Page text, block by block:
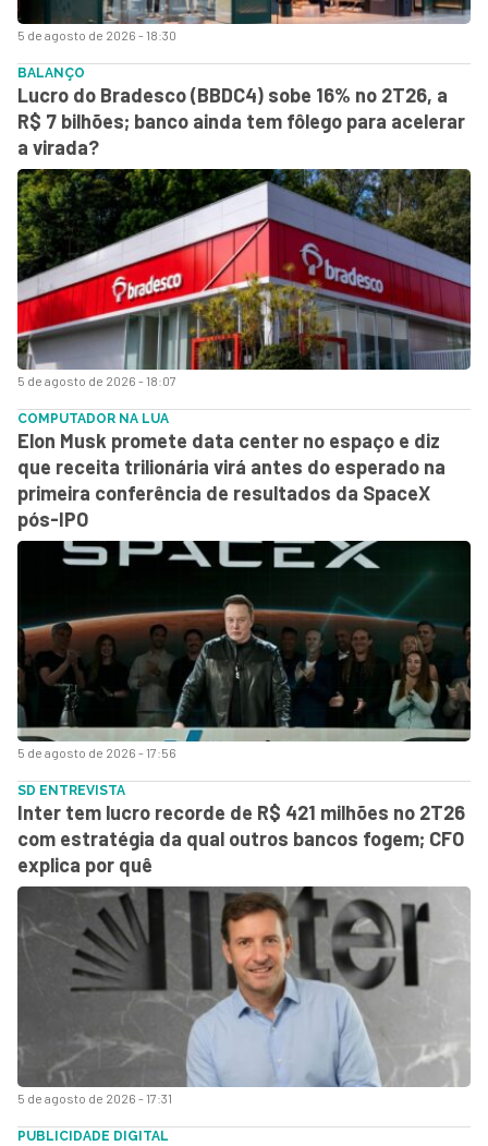
5 de agosto de 2026 - 18:30
5 de agosto de 2026 - 18:07
BALANÇO
Lucro do Bradesco (BBDC4) sobe 16% no 2T26, a
R$ 7 bilhões; banco ainda tem fôlego para acelerar
a virada?
5 de agosto de 2026 - 17:56
COMPUTADOR NA LUA
Elon Musk promete data center no espaço e diz
que receita trilionária virá antes do esperado na
primeira conferência de resultados da SpaceX
pós-IPO
5 de agosto de 2026 - 17:31
SD ENTREVISTA
Inter tem lucro recorde de R$ 421 milhões no 2T26
com estratégia da qual outros bancos fogem; CFO
explica por quê
PUBLICIDADE DIGITAL